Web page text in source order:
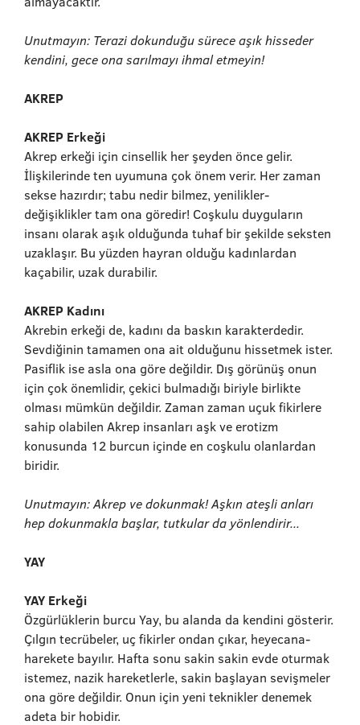
Unutmayın: Terazi dokunduğu sürece aşık hisseder
kendini, gece ona sarılmayı ihmal etmeyin!
AKREP
AKREP Erkeği
Akrep erkeği için cinsellik her şeyden önce gelir.
İlişkilerinde ten uyumuna çok önem verir. Her zaman
sekse hazırdır; tabu nedir bilmez, yenilikler-
değişiklikler tam ona göredir! Coşkulu duyguların
insanı olarak aşık olduğunda tuhaf bir şekilde seksten
uzaklaşır. Bu yüzden hayran olduğu kadınlardan
kaçabilir, uzak durabilir.
AKREP Kadını
Akrebin erkeği de, kadını da baskın karakterdedir.
Sevdiğinin tamamen ona ait olduğunu hissetmek ister.
Pasiflik ise asla ona göre değildir. Dış görünüş onun
için çok önemlidir, çekici bulmadığı biriyle birlikte
olması mümkün değildir. Zaman zaman uçuk fikirlere
sahip olabilen Akrep insanları aşk ve erotizm
konusunda 12 burcun içinde en coşkulu olanlardan
biridir.
Unutmayın: Akrep ve dokunmak! Aşkın ateşli anları
hep dokunmakla başlar, tutkular da yönlendirir...
YAY
YAY Erkeği
Özgürlüklerin burcu Yay, bu alanda da kendini gösterir.
Çılgın tecrübeler, uç fikirler ondan çıkar, heyecana-
harekete bayılır. Hafta sonu sakin sakin evde oturmak
istemez, nazik hareketlerle, sakin başlayan sevişmeler
ona göre değildir. Onun için yeni teknikler denemek
adeta bir hobidir.